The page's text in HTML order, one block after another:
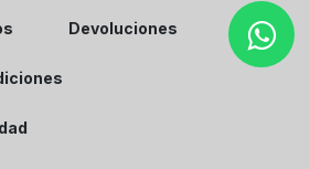
Devoluciones